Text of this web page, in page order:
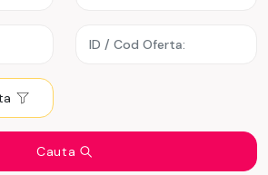
Cauta